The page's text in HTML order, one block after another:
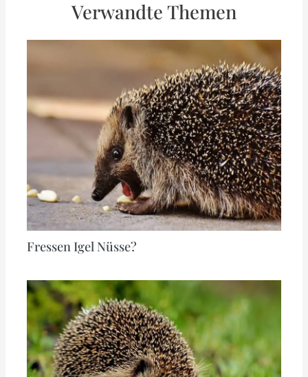
Verwandte Themen
Fressen Igel Nüsse?